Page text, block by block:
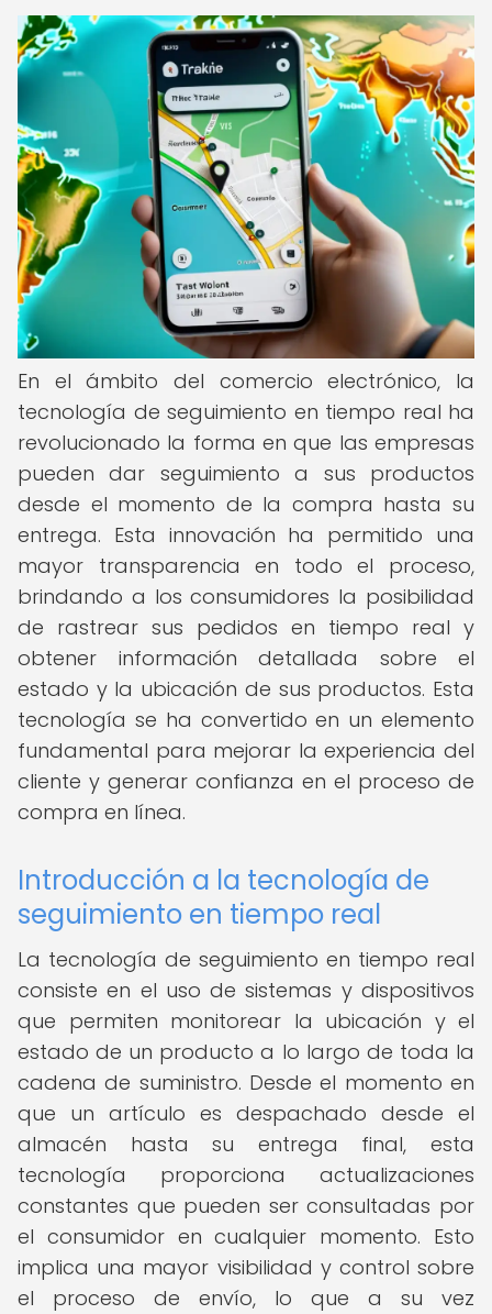
En el ámbito del comercio electrónico, la
tecnología de seguimiento en tiempo real ha
revolucionado la forma en que las empresas
pueden dar seguimiento a sus productos
desde el momento de la compra hasta su
entrega. Esta innovación ha permitido una
mayor transparencia en todo el proceso,
brindando a los consumidores la posibilidad
de rastrear sus pedidos en tiempo real y
obtener información detallada sobre el
estado y la ubicación de sus productos. Esta
tecnología se ha convertido en un elemento
fundamental para mejorar la experiencia del
cliente y generar confianza en el proceso de
compra en línea.
Introducción a la tecnología de
seguimiento en tiempo real
La tecnología de seguimiento en tiempo real
consiste en el uso de sistemas y dispositivos
que permiten monitorear la ubicación y el
estado de un producto a lo largo de toda la
cadena de suministro. Desde el momento en
que un artículo es despachado desde el
almacén hasta su entrega final, esta
tecnología proporciona actualizaciones
constantes que pueden ser consultadas por
el consumidor en cualquier momento. Esto
implica una mayor visibilidad y control sobre
el proceso de envío, lo que a su vez